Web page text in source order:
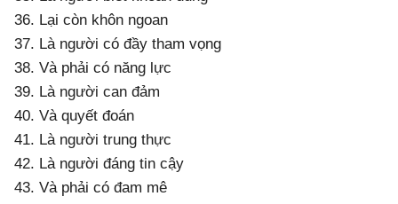
36. Lại còn khôn ngoan
37. Là người có đầy tham vọng
38. Và phải có năng lực
39. Là người can đảm
40. Và quyết đoán
41. Là người trung thực
42. Là người đáng tin cậy
43. Và phải có đam mê